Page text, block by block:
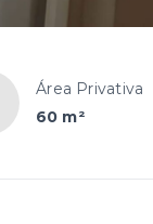
Área Privativa
60 m²